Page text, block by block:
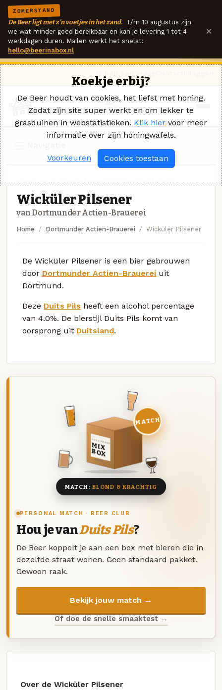
ZOMERSTAND
De Beer ligt met z'n voetjes in het zand. T/m 10 augustus zijn
we wat minder goed bereikbaar en kan je levering 1 tot 4
werkdagen duren. Mailen werkt het snelst:
hello@beerinabox.nl
×
Wicküler Pilsener
van Dortmunder Actien-Brauerei
Home Dortmunder Actien-Brauerei Wicküler Pilsener
De Wicküler Pilsener is een bier gebrouwen
door Dortmunder Actien-Brauerei uit
Dortmund.
Deze Duits Pils heeft een alcohol percentage
van 4.0%. De bierstijl Duits Pils komt van
oorsprong uit Duitsland.
PERSONAL MATCH · BEER CLUB
Hou je vanDuits Pils?
De Beer koppelt je aan een box met bieren die in
dezelfde straat wonen. Geen standaard pakket.
Gewoon raak.
Bekijk jouw match →
Of doe de snelle smaaktest →
DEZE MAAND
MIX
BOX
8 BIEREN
MATCH
MATCH: BLOND & KRACHTIG
Over de Wicküler Pilsener
Koekje erbij?
De Beer houdt van cookies, het liefst met honing.
Zodat zijn site super werkt en om lekker te
grasduinen in webstatistieken. Klik hier voor meer
informatie over zijn honingwafels.
Voorkeuren Cookies toestaan